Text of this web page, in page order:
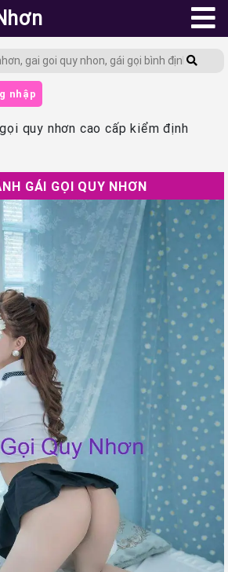
nhập
quy nhơn cao cấp kiểm định
GÁI GỌI QUY NHƠN